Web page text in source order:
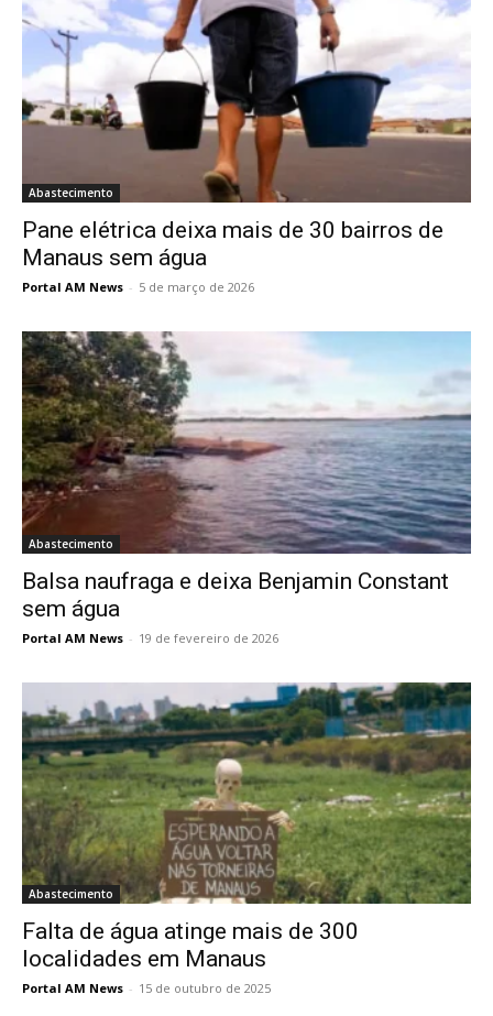
Abastecimento
Pane elétrica deixa mais de 30 bairros de
Manaus sem água
Portal AM News - 5 de março de 2026
Abastecimento
Balsa naufraga e deixa Benjamin Constant
sem água
Portal AM News - 19 de fevereiro de 2026
Abastecimento
Falta de água atinge mais de 300
localidades em Manaus
Portal AM News - 15 de outubro de 2025